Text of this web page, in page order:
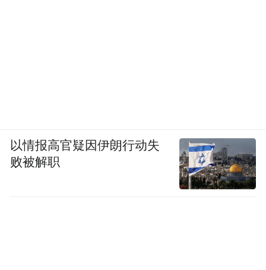
以情报高官疑因伊朗行动失
败被解职